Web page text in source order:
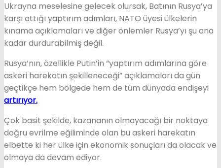
Ukrayna meselesine gelecek olursak, Batının Rusya’ya
karşı attığı yaptırım adımları, NATO üyesi ülkelerin
kınama açıklamaları ve diğer önlemler Rusya’yı şu ana
kadar durdurabilmiş değil.
Rusya’nın, özellikle Putin’in “yaptırım adımlarına göre
askeri harekatın şekilleneceği” açıklamaları da gün
geçtikçe hem bölgede hem de tüm dünyada endişeyi
artırıyor.
Çok basit şekilde, kazananın olmayacağı bir noktaya
doğru evrilme eğiliminde olan bu askeri harekatın
elbette ki her ülke için ekonomik sonuçları da olacak ve
olmaya da devam ediyor.